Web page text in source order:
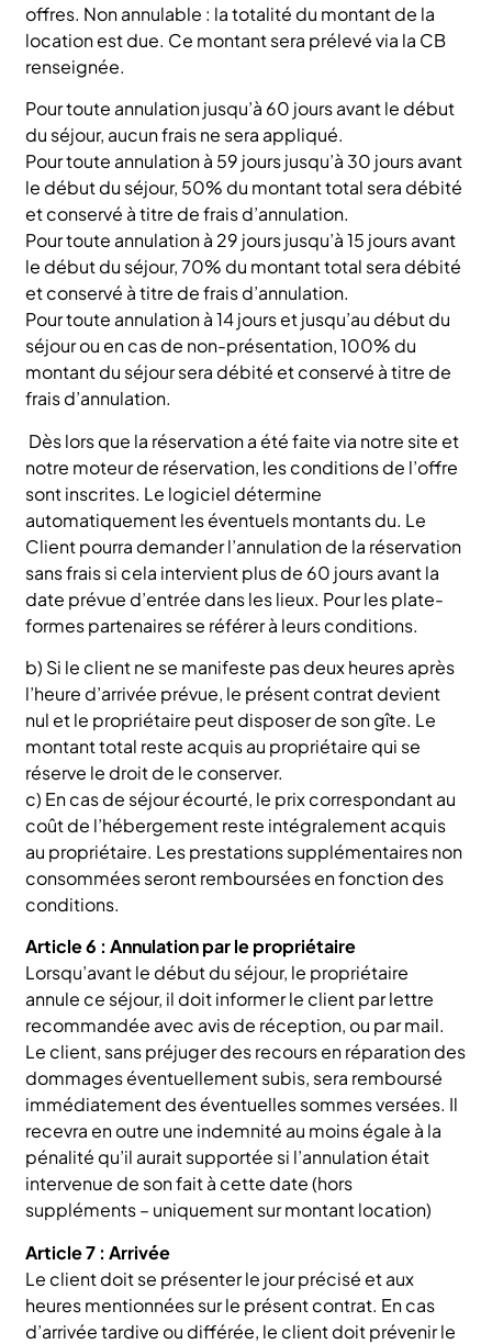
offres. Non annulable : la totalité du montant de la
location est due. Ce montant sera prélevé via la CB
renseignée.
Pour toute annulation jusqu’à 60 jours avant le début
du séjour, aucun frais ne sera appliqué.
Pour toute annulation à 59 jours jusqu’à 30 jours avant
le début du séjour, 50% du montant total sera débité
et conservé à titre de frais d’annulation.
Pour toute annulation à 29 jours jusqu’à 15 jours avant
le début du séjour, 70% du montant total sera débité
et conservé à titre de frais d’annulation.
Pour toute annulation à 14 jours et jusqu’au début du
séjour ou en cas de non-présentation, 100% du
montant du séjour sera débité et conservé à titre de
frais d’annulation.
Dès lors que la réservation a été faite via notre site et
notre moteur de réservation, les conditions de l’offre
sont inscrites. Le logiciel détermine
automatiquement les éventuels montants du. Le
Client pourra demander l’annulation de la réservation
sans frais si cela intervient plus de 60 jours avant la
date prévue d’entrée dans les lieux. Pour les plate-
formes partenaires se référer à leurs conditions.
b) Si le client ne se manifeste pas deux heures après
l’heure d’arrivée prévue, le présent contrat devient
nul et le propriétaire peut disposer de son gîte. Le
montant total reste acquis au propriétaire qui se
réserve le droit de le conserver.
c) En cas de séjour écourté, le prix correspondant au
coût de l’hébergement reste intégralement acquis
au propriétaire. Les prestations supplémentaires non
consommées seront remboursées en fonction des
conditions.
Article 6 : Annulation par le propriétaire
Lorsqu’avant le début du séjour, le propriétaire
annule ce séjour, il doit informer le client par lettre
recommandée avec avis de réception, ou par mail.
Le client, sans préjuger des recours en réparation des
dommages éventuellement subis, sera remboursé
immédiatement des éventuelles sommes versées. Il
recevra en outre une indemnité au moins égale à la
pénalité qu’il aurait supportée si l’annulation était
intervenue de son fait à cette date (hors
suppléments – uniquement sur montant location)
Article 7 : Arrivée
Le client doit se présenter le jour précisé et aux
heures mentionnées sur le présent contrat. En cas
d’arrivée tardive ou différée, le client doit prévenir le